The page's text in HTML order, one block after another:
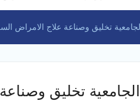
تخليق وصناعة علاج الامراض السرطانية
تخليق